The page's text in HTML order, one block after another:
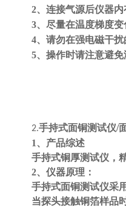
2、连接气源后仪器
3、尽量在温度梯度
4、请勿在强电磁干
5、操作时请注意避
2.手持式面铜测试仪/
1、产品综述
手持式铜厚测试仪，
2、仪器原理：
手持式面铜测试仪采
当探头接触铜箔样品